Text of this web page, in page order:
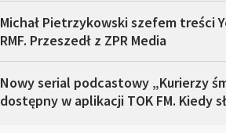
Michał Pietrzykowski szefem treści
RMF. Przeszedł z ZPR Media
Nowy serial podcastowy „Kurierzy
dostępny w aplikacji TOK FM. Kiedy